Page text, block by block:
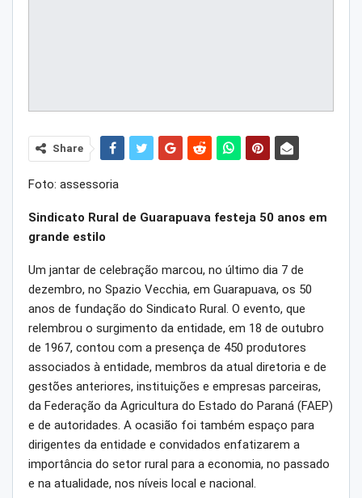
Share
Foto: assessoria
Sindicato Rural de Guarapuava festeja 50 anos em
grande estilo
Um jantar de celebração marcou, no último dia 7 de
dezembro, no Spazio Vecchia, em Guarapuava, os 50
anos de fundação do Sindicato Rural. O evento, que
relembrou o surgimento da entidade, em 18 de outubro
de 1967, contou com a presença de 450 produtores
associados à entidade, membros da atual diretoria e de
gestões anteriores, instituições e empresas parceiras,
da Federação da Agricultura do Estado do Paraná (FAEP)
e de autoridades. A ocasião foi também espaço para
dirigentes da entidade e convidados enfatizarem a
importância do setor rural para a economia, no passado
e na atualidade, nos níveis local e nacional.